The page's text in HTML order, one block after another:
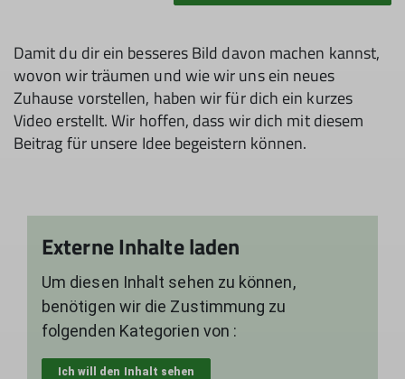
Damit du dir ein besseres Bild davon machen kannst,
wovon wir träumen und wie wir uns ein neues
Zuhause vorstellen, haben wir für dich ein kurzes
Video erstellt. Wir hoffen, dass wir dich mit diesem
Beitrag für unsere Idee begeistern können.
Externe Inhalte laden
Um diesen Inhalt sehen zu können,
benötigen wir die Zustimmung zu
folgenden Kategorien von :
Ich will den Inhalt sehen